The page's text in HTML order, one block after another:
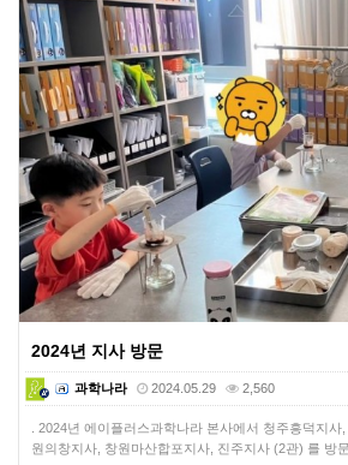
2024년 지사 방문
과학나라 2024.05.29 2,560
. 2024년 에이플러스과학나라 본사에서 청주흥덕지
원의창지사, 창원마산합포지사, 진주지사 (2관) 를 방